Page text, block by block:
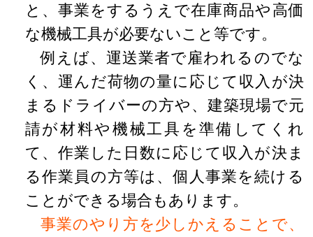
と、事業をするうえで在庫商品や高価
な機械工具が必要ないこと等です。
例えば、運送業者で雇われるのでな
く、運んだ荷物の量に応じて収入が決
まるドライバーの方や、建築現場で元
請が材料や機械工具を準備してくれ
て、作業した日数に応じて収入が決ま
る作業員の方等は、個人事業を続ける
ことができる場合もあります。
事業のやり方を少しかえることで、